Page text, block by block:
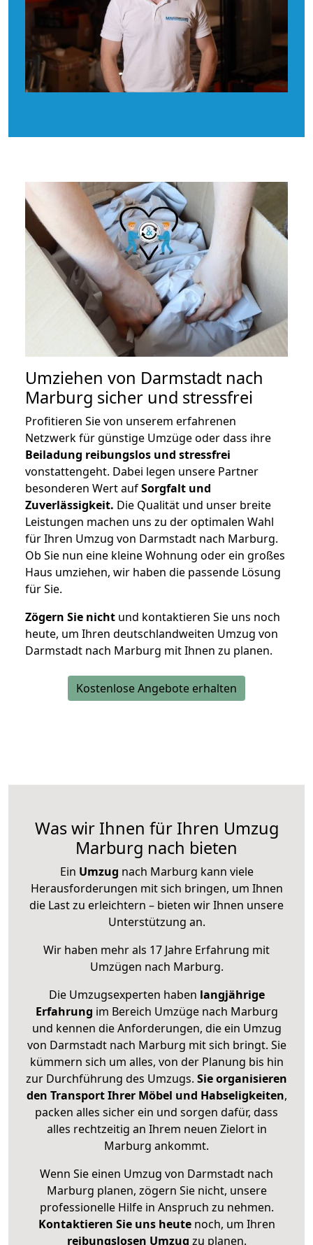
Umziehen von Darmstadt nach
Marburg sicher und stressfrei
Profitieren Sie von unserem erfahrenen
Netzwerk für günstige Umzüge oder dass ihre
Beiladung reibungslos und stressfrei
vonstattengeht. Dabei legen unsere Partner
besonderen Wert aufSorgfalt und
Zuverlässigkeit. Die Qualität und unser breite
Leistungen machen uns zu der optimalen Wahl
für Ihren Umzug von Darmstadt nach Marburg.
Ob Sie nun eine kleine Wohnung oder ein großes
Haus umziehen, wir haben die passende Lösung
für Sie.
Zögern Sie nicht und kontaktieren Sie uns noch
heute, um Ihren deutschlandweiten Umzug von
Darmstadt nach Marburg mit Ihnen zu planen.
Kostenlose Angebote erhalten
Was wir Ihnen für Ihren Umzug
Marburg nach bieten
Ein Umzug nach Marburg kann viele
Herausforderungen mit sich bringen, um Ihnen
die Last zu erleichtern – bieten wir Ihnen unsere
Unterstützung an.
Wir haben mehr als 17 Jahre Erfahrung mit
Umzügen nach Marburg.
Die Umzugsexperten haben langjährige
Erfahrung im Bereich Umzüge nach Marburg
und kennen die Anforderungen, die ein Umzug
von Darmstadt nach Marburg mit sich bringt. Sie
kümmern sich um alles, von der Planung bis hin
zur Durchführung des Umzugs. Sie organisieren
den Transport Ihrer Möbel und Habseligkeiten,
packen alles sicher ein und sorgen dafür, dass
alles rechtzeitig an Ihrem neuen Zielort in
Marburg ankommt.
Wenn Sie einen Umzug von Darmstadt nach
Marburg planen, zögern Sie nicht, unsere
professionelle Hilfe in Anspruch zu nehmen.
Kontaktieren Sie uns heutenoch, um Ihren
reibungslosen Umzug zu planen.